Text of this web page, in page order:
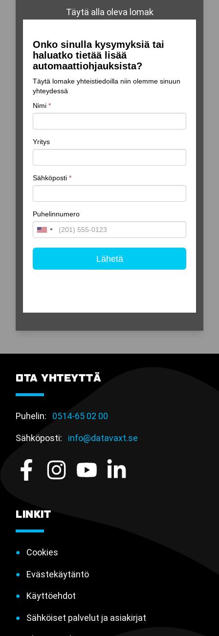
Täytä alla oleva lomak
OTA YHTEYTTÄ
Puhelin: 0514-65 02 00
Sähköposti: info@datavaxt.se
LINKIT
Cookies
Evästekäytäntö
Käyttöehdot
Sähköiset palvelut ja asiakirjat